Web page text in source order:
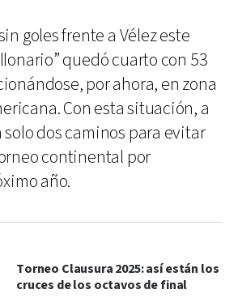
goles frente a Vélez este
quedó cuarto con 53
por ahora, en zona
Con esta situación, a
dos caminos para evitar
continental por
año.
Torneo Clausura 2025: así están los
cruces de los octavos de final